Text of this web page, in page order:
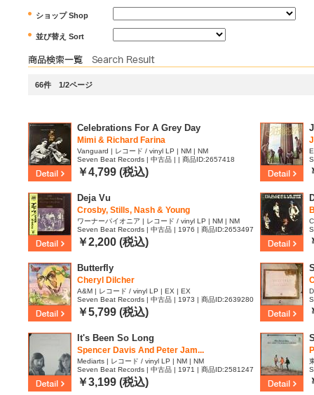
ショップ Shop
並び替え Sort
66件 1/2ページ
Celebrations For A Grey Day
Mimi & Richard Farina
Vanguard | レコード / vinyl LP | NM | NM
Seven Beat Records | 中古品 | | 商品ID:2657418
￥4,799 (税込)
Deja Vu
Crosby, Stills, Nash & Young
ワーナーパイオニア | レコード / vinyl LP | NM | NM
Seven Beat Records | 中古品 | 1976 | 商品ID:2653497
￥2,200 (税込)
Butterfly
Cheryl Dilcher
A&M | レコード / vinyl LP | EX | EX
Seven Beat Records | 中古品 | 1973 | 商品ID:2639280
￥5,799 (税込)
It's Been So Long
Spencer Davis And Peter Jam...
Mediarts | レコード / vinyl LP | NM | NM
Seven Beat Records | 中古品 | 1971 | 商品ID:2581247
￥3,199 (税込)